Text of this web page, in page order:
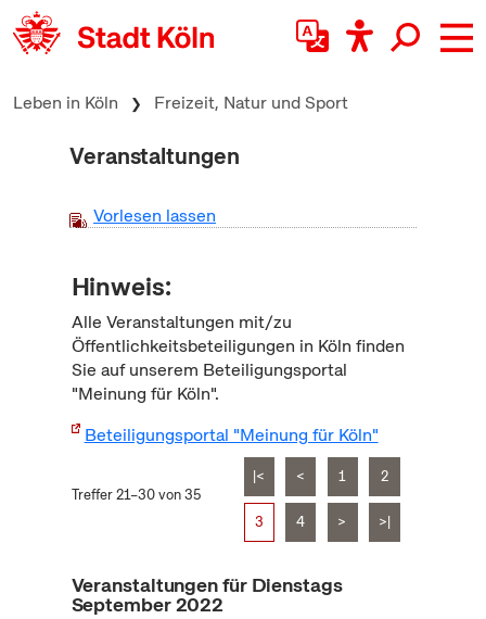
zum Inhalt springen
Leben in Köln Freizeit, Natur und Sport
Veranstaltungen
Vorlesen lassen
Hinweis:
Alle Veranstaltungen mit/zu
Öffentlichkeitsbeteiligungen in Köln finden
Sie auf unserem Beteiligungsportal
"Meinung für Köln".
Beteiligungsportal "Meinung für Köln"
Treffer 21–30 von 35
|< < 1 2
3 4 > >|
Veranstaltungen für Dienstags
September 2022